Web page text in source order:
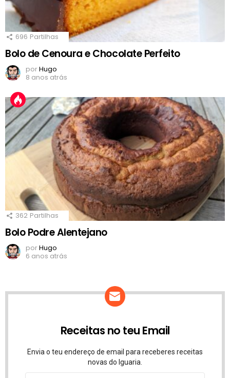
696 Partilhas
Bolo de Cenoura e Chocolate Perfeito
porHugo
8 anos atrás
362 Partilhas
Bolo Podre Alentejano
porHugo
6 anos atrás
Receitas no teu Email
Envia o teu endereço de email para receberes receitas
novas do Iguaria.
Endereço